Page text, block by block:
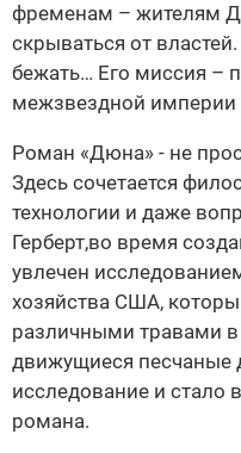
фременам – жителям
скрываться от
бежать… Его миссия –
межзвездной
Роман «Дюна» - не
Здесь сочетается
технологии и даже
Герберт,во время
увлечен
хозяйства США,
различными травами в
движущиеся песчаные
исследование и стало
романа.